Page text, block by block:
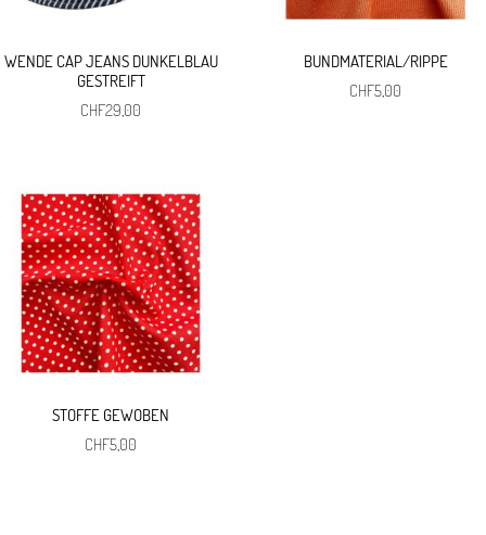
WENDE CAP JEANS DUNKELBLAU
GESTREIFT
CHF29,00
BUNDMATERIAL/RIPPE
CHF5,00
STOFFE GEWOBEN
CHF5,00